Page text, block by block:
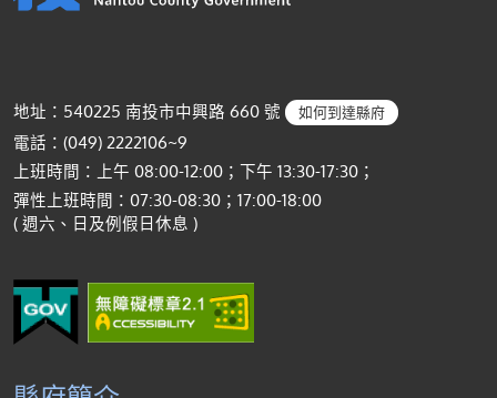
地址：540225 南投市中興路 660 號 如何到達縣府
電話：(049) 2222106~9
上班時間：上午 08:00-12:00；下午 13:30-17:30；
彈性上班時間：07:30-08:30；17:00-18:00
( 週六、日及例假日休息 )